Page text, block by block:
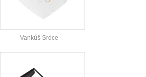
Vankúš Srdce